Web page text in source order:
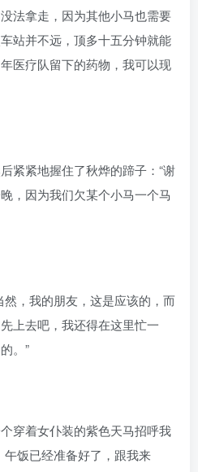
法拿走，因为其他小马也需要
站并不远，顶多十五分钟就能
医疗队留下的药物，我可以现
紧紧地握住了秋烨的蹄子：“谢
，因为我们欠某个小马一个马
，我的朋友，这是应该的，而
上去吧，我还得在这里忙一
。”
穿着女仆装的紫色天马招呼我
饭已经准备好了，跟我来